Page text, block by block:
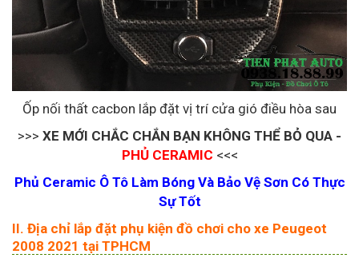
Ốp nối thất cacbon lắp đặt vị trí cửa gió điều hòa sau
>>> XE MỚI CHẮC CHẮN BẠN KHÔNG THỂ BỎ QUA -
PHỦ CERAMIC <<<
Phủ Ceramic Ô Tô Làm Bóng Và Bảo Vệ Sơn Có Thực
Sự Tốt
II. Địa chỉ lắp đặt phụ kiện đồ chơi cho xe Peugeot
2008 2021 tại TPHCM